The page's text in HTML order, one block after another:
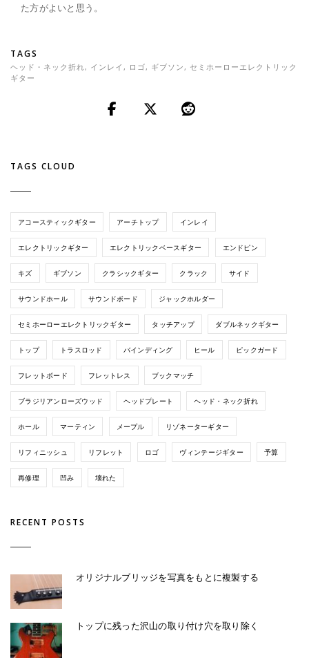
た方がよいと思う。
TAGS
ヘッド・ネック折れ, インレイ , ロゴ, ギブソン , セミホーローエレクトリック
ギター
TAGS CLOUD
アコースティックギター アーチトップ インレイ
エレクトリックギター エレクトリックベースギター エンドピン
キズ ギブソン クラシックギター クラック サイド
サウンドホール サウンドボード ジャックホルダー
セミホーローエレクトリックギター タッチアップ ダブルネックギター
トップ トラスロッド バインディング ヒール ピックガード
フレットボード フレットレス ブックマッチ
ブラジリアンローズウッド ヘッドプレート ヘッド・ネック折れ
ホール マーティン メープル リゾネーターギター
リフィニッシュ リフレット ロゴ ヴィンテージギター 予算
再修理 凹み 壊れた
RECENT POSTS
オリジナルブリッジを写真をもとに複製する
トップに残った沢山の取り付け穴を取り除く